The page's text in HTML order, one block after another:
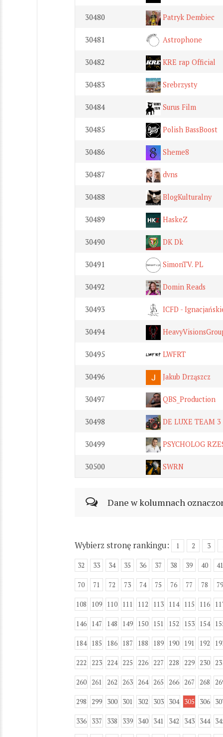
30480 Patryk Dembiec
30481 Astrophone
30482 KRE rap Official
30483 Srebrzysty
30484 Surus Film
30485 Polish BassBoost
30486 Sheme8
30487 dvns
30488 BlogKulturalny
30489 HaskeZ
30490 DK Dk
30491 SimonTV. PL
30492 Domin Reads
30493 ICFD -
30494
30495 LWFRT
30496 Jakub Drząszcz
30497 QBS_Production
30498 DE LUXE TEAM 3
30499 PSYCHOLOG
30500 SWRN
Dane w kolumnach
Wybierz stronę rankingu: 1 2 3
32 33 34 35 36 37 38 39 40 41
70 71 72 73 74 75 76 77 78 79
108 109 110 111 112 113 114 115 116
146 147 148 149 150 151 152 153 154
184 185 186 187 188 189 190 191 192
222 223 224 225 226 227 228 229 230
260 261 262 263 264 265 266 267 268
298 299 300 301 302 303 304 305 306
336 337 338 339 340 341 342 343 344